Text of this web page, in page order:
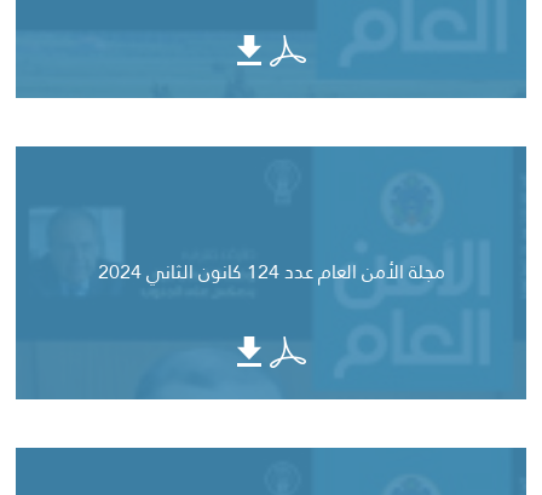
مجلة الأمن العام عدد 124 كانون الثاني 2024